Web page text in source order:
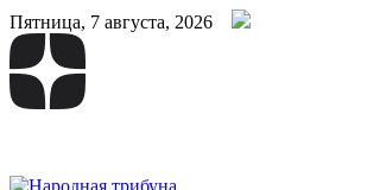
Пятница, 7 августа, 2026